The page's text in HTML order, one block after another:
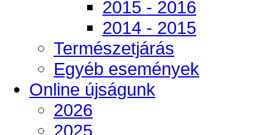
2015 - 2016
2014 - 2015
Természetjárás
Egyéb események
Online újságunk
2026
2025